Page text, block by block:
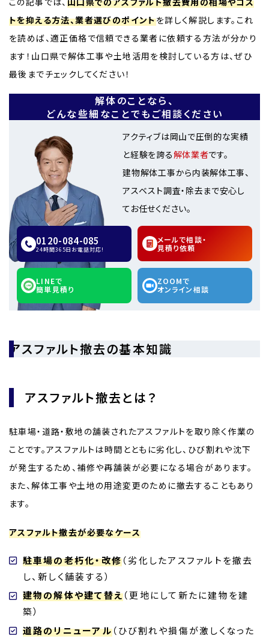
トを抑える方法、業者選びのポイントを詳しく解説します。これ
を読めば、適正価格で信頼できる業者に依頼する方法が分かり
ます！山口県で解体工事や土地活用を検討している方は、ぜひ
最後までチェックしてください！
解体のことなら、
どんな些細なことでもご相談ください
アクティブは岡山で圧倒的な実績
と経験を誇る解体業者です。
建物解体工事から内装解体工事、
アスベスト調査・除去まで安心し
てお任せください。
0120-084-085
24時間365日お電話対応!
メールで相談・
見積り依頼
LINEで
簡単見積り
ZOOMで
オンライン相談
アスファルト撤去の基本知識
アスファルト撤去とは？
駐車場・道路・敷地の舗装されたアスファルトを取り除く作業の
ことです。アスファルトは時間とともに劣化し、ひび割れや沈下
が発生するため、補修や再舗装が必要になる場合があります。
また、解体工事や土地の用途変更のために撤去することもあり
ます。
アスファルト撤去が必要なケース
駐車場の老朽化・改修（劣化したアスファルトを撤去
し、新しく舗装する）
建物の解体や建て替え（更地にして新たに建物を建
築）
道路のリニューアル（ひび割れや損傷が激しくなった